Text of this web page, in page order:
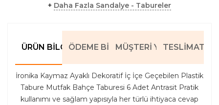
+ Daha Fazla Sandalye - Tabureler
ÜRÜN BILGILERIÖDEME BILGILERIMÜŞTERI YORUMLARI
TESLIMAT
İronika Kaymaz Ayaklı Dekoratif İç İçe Geçebilen Plastik
Tabure Mutfak Bahçe Taburesi 6 Adet Antrasit Pratik
kullanımı ve sağlam yapısıyla her türlü ihtiyaca cevap